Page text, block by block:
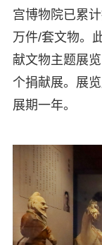
宫博物院已累
万件/套文物。
献文物主题展
个捐献展。展
展期一年。